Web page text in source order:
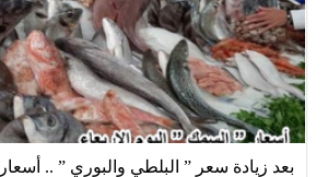
بعد زيادة سعر ” البلطي والبوري ” ..